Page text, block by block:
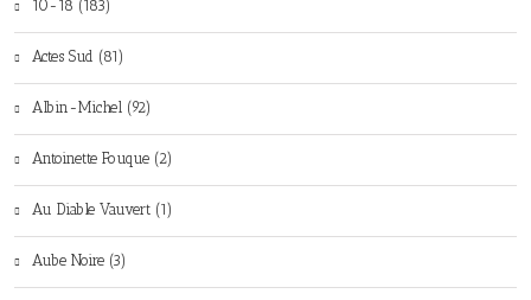
10-18 (183)
Actes Sud (81)
Albin-Michel (92)
Antoinette Fouque (2)
Au Diable Vauvert (1)
Aube Noire (3)